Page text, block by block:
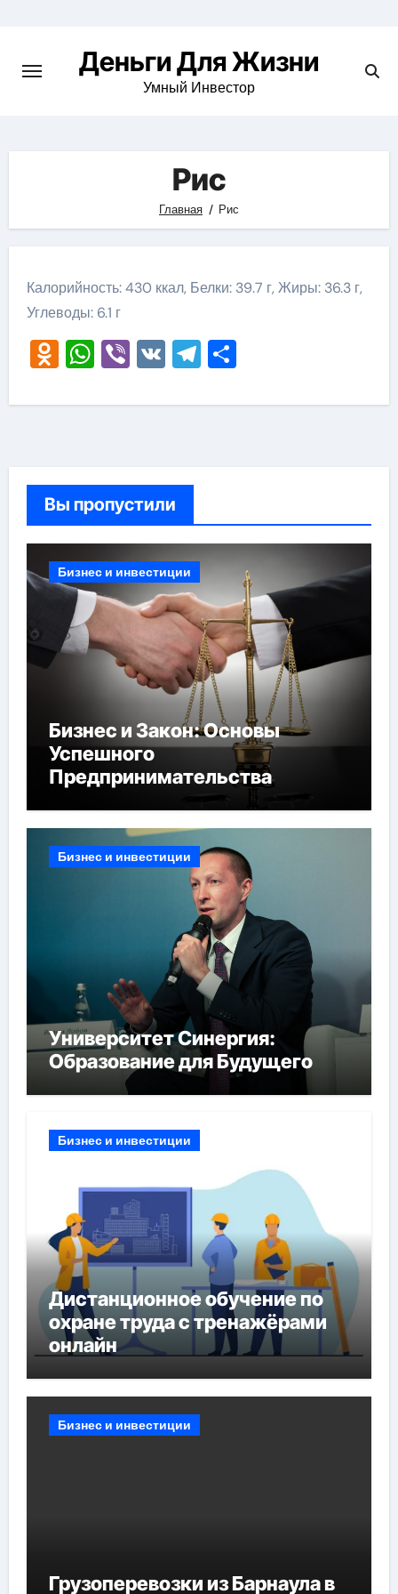
содержимомуДеньги Для Жизни
Умный Инвестор
Рис
Главная Рис
Калорийность: 430 ккал, Белки: 39.7 г, Жиры: 36.3 г,
Углеводы: 6.1 г
Odnoklassniki
WhatsApp
Viber
VKTelegram
Отправить
Вы пропустили
Бизнес и инвестиции
Бизнес и Закон: Основы
Успешного
Предпринимательства
Бизнес и инвестиции
Университет Синергия:
Образование для Будущего
Бизнес и инвестиции
Дистанционное обучение по
охране труда с тренажёрами
онлайн
Бизнес и инвестиции
Грузоперевозки из Барнаула в